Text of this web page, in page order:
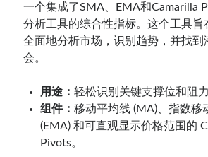
一个集成了SMA、EMA和Camarilla
分析工具的综合性指标。这个工具旨
全面地分析市场，识别趋势，并找到
会。
用途：轻松识别关键支撑位和阻力
组件：移动平均线 (MA)、指数移
(EMA) 和可直观显示价格范围的
Pivots。